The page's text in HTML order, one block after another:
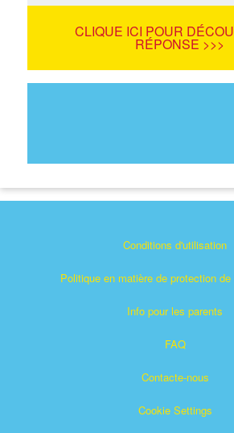
CLIQUE ICI POUR
RÉPONSE >>>
Conditions d'utilisation
Politique en matière de protection
Info pour les parents
FAQ
Contacte-nous
Cookie Settings